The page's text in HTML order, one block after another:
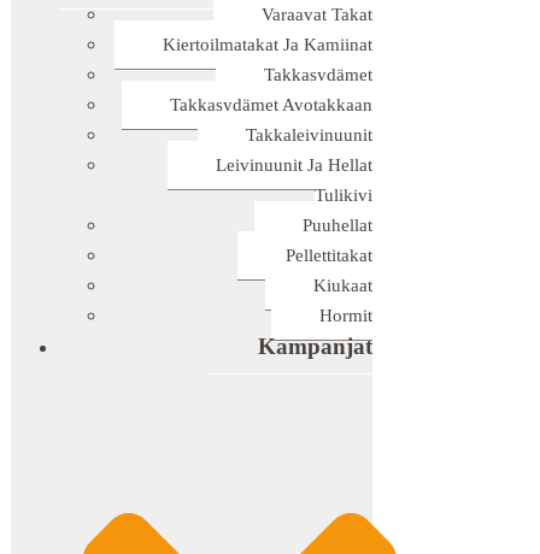
Varaavat Takat
Kiertoilmatakat Ja Kamiinat
Takkasydämet
Takkasydämet Avotakkaan
Takkaleivinuunit
Leivinuunit Ja Hellat
Tulikivi
Puuhellat
Pellettitakat
Kiukaat
Hormit
Kampanjat